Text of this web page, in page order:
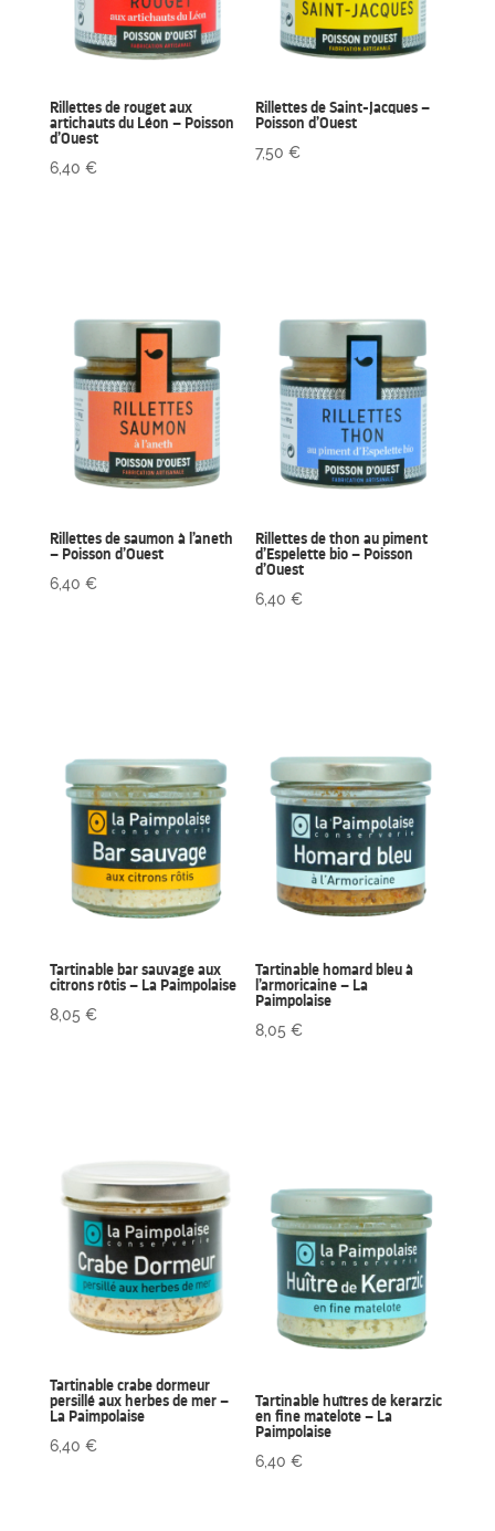
Rillettes de rouget aux
artichauts du Léon – Poisson
d’Ouest
6,40 €
Rillettes de Saint-Jacques –
Poisson d’Ouest
7,50€
Rillettes de saumon à l’aneth
– Poisson d’Ouest
6,40 €
Rillettes de thon au piment
d’Espelette bio – Poisson
d’Ouest
6,40€
Tartinable bar sauvage aux
citrons rôtis – La Paimpolaise
8,05 €
Tartinable homard bleu à
l’armoricaine – La
Paimpolaise
8,05€
Tartinable crabe dormeur
persillé aux herbes de mer –
La Paimpolaise
6,40 €
Tartinable huîtres de kerarzic
en fine matelote – La
Paimpolaise
6,40€